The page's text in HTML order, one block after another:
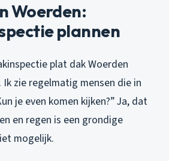
Woerden:
plannen
plat dak Woerden
zie regelmatig mensen die in
je even komen kijken?” Ja, dat
en regen is een grondige
mogelijk.